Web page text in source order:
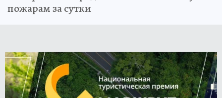
пожарам за сутки